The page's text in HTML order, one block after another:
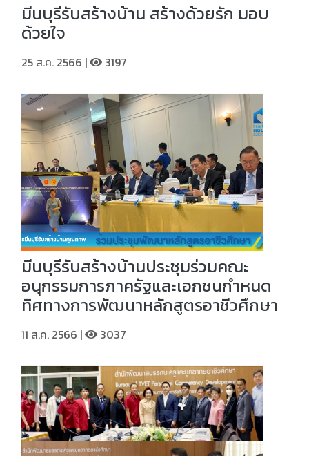
มีนบุรีรับสร้างบ้าน สร้างด้วยรัก มอบ
ด้วยใจ
25 ส.ค. 2566 | 3197
มีนบุรีรับสร้างบ้านประชุมร่วมคณะ
อนุกรรมการภาครัฐและเอกชนกำหนด
ทิศทางการพัฒนาหลักสูตรอาชีวศึกษา
11 ส.ค. 2566 | 3037